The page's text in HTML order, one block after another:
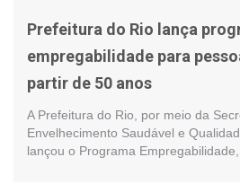
Prefeitura do Rio lança
empregabilidade para
partir de 50 anos
A Prefeitura do Rio, por meio da
Envelhecimento Saudável e
lançou o Programa